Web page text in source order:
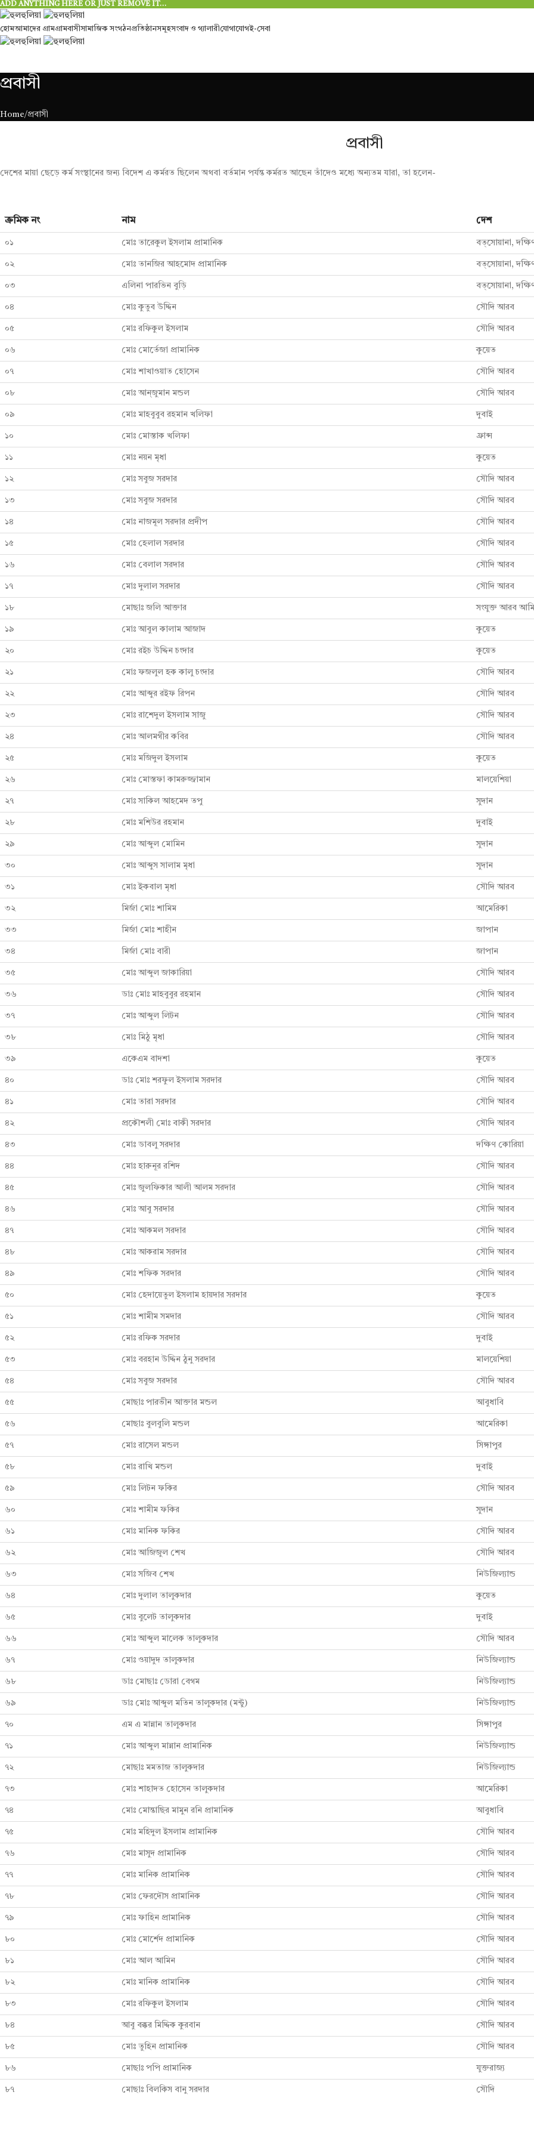
ADD ANYTHING HERE OR JUST REMOVE IT…
হোমআমাদের গ্রামগ্রামবাসীসামাজিক সংগঠনপ্রতিষ্ঠানসমূহসংবাদ ও গ্যালারীযোগাযোগই-সেবা
প্রবাসী
Home প্রবাসী
প্রবাসী
দেশের মায়া ছেড়ে কর্ম সংস্থানের জন্য বিদেশ এ কর্মরত ছিলেন অথবা বর্তমান পর্যন্ত কর্মরত আছেন তাঁদেও মধ্যে অন্যতম যারা, তা হলেন-
ক্রমিক নং নাম দেশ
০১ মোঃ তারেকুল ইসলাম প্রামানিক বত্সোয়ানা,
০২ মোঃ তানজির আহমোদ প্রামানিক বত্সোয়ানা,
০৩ এলিনা পারভিন বুড়ি বত্সোয়ানা,
০৪ মোঃ কুতুব উদ্দিন সৌদি আরব
০৫ মোঃ রফিকুল ইসলাম সৌদি আরব
০৬ মোঃ মোর্তেজা প্রামানিক কুয়েত
০৭ মোঃ শাখাওয়াত হোসেন সৌদি আরব
০৮ মোঃ আন্জুমান মন্ডল সৌদি আরব
০৯ মোঃ মাহবুবুব রহমান খলিফা দুবাই
১০ মোঃ মোস্তাক খলিফা ফ্রান্স
১১ মোঃ নয়ন মৃধা কুয়েত
১২ মোঃ সবুজ সরদার সৌদি আরব
১৩ মোঃ সবুজ সরদার সৌদি আরব
১৪ মোঃ নাজমূল সরদার প্রদীপ সৌদি আরব
১৫ মোঃ হেলাল সরদার সৌদি আরব
১৬ মোঃ বেলাল সরদার সৌদি আরব
১৭ মোঃ দুলাল সরদার সৌদি আরব
১৮ মোছাঃ জলি আক্তার সংযুক্ত আরব
১৯ মোঃ আবুল কালাম আজাদ কুয়েত
২০ মোঃ রইচ উদ্দিন চংদার কুয়েত
২১ মোঃ ফজলুল হক কালু চংদার সৌদি আরব
২২ মোঃ আব্দুর রইফ রিপন সৌদি আরব
২৩ মোঃ রাশেদুল ইসলাম সাজু সৌদি আরব
২৪ মোঃ আলমগীর কবির সৌদি আরব
২৫ মোঃ মজিদুল ইসলাম কুয়েত
২৬ মোঃ মোস্তফা কামরুজ্জামান মালয়েশিয়া
২৭ মোঃ সাকিল আহমেদ তপু সুদান
২৮ মোঃ মশিউর রহমান দুবাই
২৯ মোঃ আব্দুল মোমিন সুদান
৩০ মোঃ আব্দুস সালাম মৃধা সুদান
৩১ মোঃ ইকবাল মৃধা সৌদি আরব
৩২ মির্জা মোঃ শামিম আমেরিকা
৩৩ মির্জা মোঃ শাহীন জাপান
৩৪ মির্জা মোঃ বারী জাপান
৩৫ মোঃ আব্দুল জাকারিয়া সৌদি আরব
৩৬ ডাঃ মোঃ মাহবুবুর রহমান সৌদি আরব
৩৭ মোঃ আব্দুল লিটন সৌদি আরব
৩৮ মোঃ মিঠু মৃধা সৌদি আরব
৩৯ একেএম বাদশা কুয়েত
৪০ ডাঃ মোঃ শরফুল ইসলাম সরদার সৌদি আরব
৪১ মোঃ তারা সরদার সৌদি আরব
৪২ প্রকৌশলী মোঃ বাকী সরদার সৌদি আরব
৪৩ মোঃ ডাবলু সরদার দক্ষিণ কোরিয়া
৪৪ মোঃ হারুনূর রশিদ সৌদি আরব
৪৫ মোঃ জুলফিকার আলী আলম সরদার সৌদি আরব
৪৬ মোঃ আবু সরদার সৌদি আরব
৪৭ মোঃ আকমল সরদার সৌদি আরব
৪৮ মোঃ আকরাম সরদার সৌদি আরব
৪৯ মোঃ শফিক সরদার সৌদি আরব
৫০ মোঃ হেদায়েতুল ইসলাম হায়দার সরদার কুয়েত
৫১ মোঃ শামীম সমদার সৌদি আরব
৫২ মোঃ রফিক সরদার দুবাই
৫৩ মোঃ বরহান উদ্দিন ঠুনু সরদার মালয়েশিয়া
৫৪ মোঃ সবুজ সরদার সৌদি আরব
৫৫ মোছাঃ পারভীন আক্তার মন্ডল আবুধাবি
৫৬ মোছাঃ বুলবুলি মন্ডল আমেরিকা
৫৭ মোঃ রাসেল মন্ডল সিঙ্গাপুর
৫৮ মোঃ রাখি মন্ডল দুবাই
৫৯ মোঃ লিটন ফকির সৌদি আরব
৬০ মোঃ শামীম ফকির সুদান
৬১ মোঃ মানিক ফকির সৌদি আরব
৬২ মোঃ আজিজুল শেখ সৌদি আরব
৬৩ মোঃ সজিব শেখ নিউজিল্যান্ড
৬৪ মোঃ দুলাল তালুকদার কুয়েত
৬৫ মোঃ বুলেট তালুকদার দুবাই
৬৬ মোঃ আব্দুল মালেক তালুকদার সৌদি আরব
৬৭ মোঃ ওয়াদুদ তালুকদার নিউজিল্যান্ড
৬৮ ডাঃ মোছাঃ ডোরা বেগম নিউজিল্যান্ড
৬৯ ডাঃ মোঃ আব্দুল মতিন তালুকদার (মন্টু) নিউজিল্যান্ড
৭০ এম এ মান্নান তালুকদার সিঙ্গাপুর
৭১ মোঃ আব্দুল মান্নান প্রামানিক নিউজিল্যান্ড
৭২ মোছাঃ মমতাজ তালুকদার নিউজিল্যান্ড
৭৩ মোঃ শাহাদত হোসেন তালুকদার আমেরিকা
৭৪ মোঃ মোন্তাছির মামুন রনি প্রামানিক আবুধাবি
৭৫ মোঃ মহিদুল ইসলাম প্রামানিক সৌদি আরব
৭৬ মোঃ মাসুদ প্রামানিক সৌদি আরব
৭৭ মোঃ মানিক প্রামানিক সৌদি আরব
৭৮ মোঃ ফেরদৌস প্রামানিক সৌদি আরব
৭৯ মোঃ ফাহিন প্রামানিক সৌদি আরব
৮০ মোঃ মোর্শেদ প্রামানিক সৌদি আরব
৮১ মোঃ আল আমিন সৌদি আরব
৮২ মোঃ মানিক প্রামানিক সৌদি আরব
৮৩ মোঃ রফিকুল ইসলাম সৌদি আরব
৮৪ আবু বক্কর মিদ্দিক কুরবান সৌদি আরব
৮৫ মোঃ তুহিন প্রামানিক সৌদি আরব
৮৬ মোছাঃ পপি প্রামানিক যুক্তরাজ্য
৮৭ মোছাঃ বিলকিস বানু সরদার সৌদি